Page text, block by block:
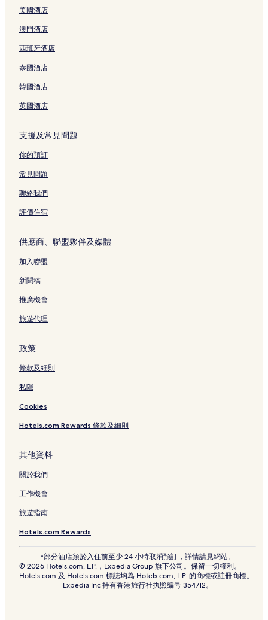
立野酒店
寶來寶來神社附近的酒店
俵附近的酒店
阿蘇市酒店
阿蘇高地博物館公園附近的酒店
金內酒店
高森町酒店
美鄉町酒店
阿蘇市的溫泉酒店
通潤橋附近的酒店
Sensuikyou 纜車附近的酒店
南阿蘇村旅客諮詢中心附近的酒店
立野站附近的酒店
宮地站附近的酒店
阿蘇市的可泊車的酒店
赤水站附近的酒店
黑川酒店
中原酒店
阿蘇市 3 星級酒店
水仙峽附近的酒店
美國酒店
澳門酒店
西班牙酒店
泰國酒店
韓國酒店
英國酒店
支援及常見問題
你的預訂
常見問題
聯絡我們
評價住宿
供應商、聯盟夥伴及媒體
加入聯盟
新聞稿
推廣機會
旅遊代理
政策
條款及細則
私隱
Cookies
Hotels.com Rewards 條款及細則
其他資料
關於我們
工作機會
旅遊指南
Hotels.com Rewards
*部分酒店須於入住前至少 24 小時取消預訂，詳情請見網站。
© 2026 Hotels.com, L.P.，Expedia Group 旗下公司。保留一切權利。
Hotels.com 及 Hotels.com 標誌均為 Hotels.com, L.P. 的商標或註冊商標。
Expedia Inc 持有香港旅行社执照编号 354712。